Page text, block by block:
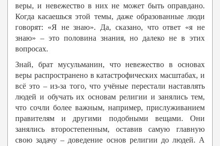
веры, и невежество в них не может быть оправдано.
Когда касаешься этой темы, даже образованные люди
говорят: «Я не знаю». Да, сказано, что ответ «я не
знаю» – это половина знания, но далеко не в этих
вопросах.
Знай, брат мусульманин, что невежество в основах
веры распространено в катастрофических масштабах, и
всё это – из-за того, что учёные перестали наставлять
людей и обучать их основам религии и занялись тем,
что сочли более важным, например, прислуживанием
правителям и другими подобными вещами. Они
занялись второстепенным, оставив самую главную
свою задачу – доведение основ религии до людей. А